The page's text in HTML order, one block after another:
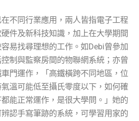
不同行業應用，兩人皆指電子工程
件及新科技知識，加上在大學期間
易找尋理想的工作。如Debi曾參加
制與監察房間的物聯網系統；亦曾
門運作，「高鐵橫跨不同地區，位
溫可能低至攝氏零度以下，如何確
能正常運作，是很大學問。」她的
認手寫筆跡的系統，可學習用家的